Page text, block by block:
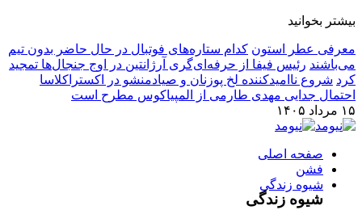
بیشتر بخوانید
معرفی عطر استون کدام ستاره‌های فوتبال در حال حاضر بدون تیم
می‌باشند رئیس فیفا از حرفه‌ای‌گری آرژانتین در اوج جنجال‌ها تمجید
کرد شروع ناامیدکننده لخ پوزنان و صیادمنشو در اکستراکلاسا
احتمال جدایی مهدی طارمی از المپیاکوس مطرح است
۱۵ مرداد ۱۴۰۵
صفحه اصلی
فشن
شیوه زندگی
شیوه زندگی